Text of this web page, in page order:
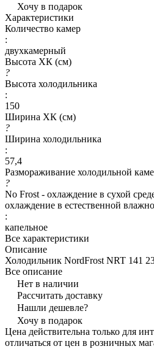
Хочу в подарок
Характеристики
Количество камер
:
двухкамерный
Высота ХК (см)
?
Высота холодильника
:
150
Ширина ХК (см)
?
Ширина холодильника
:
57,4
Размораживание холодильной
?
No Frost - охлаждение в сухой
охлаждение в естественной
:
капельное
Все характеристики
Описание
Холодильник NordFrost NRT 141
Все описание
Нет в наличии
Рассчитать доставку
Нашли дешевле?
Хочу в подарок
Цена действительна только для
отличаться от цен в розничных